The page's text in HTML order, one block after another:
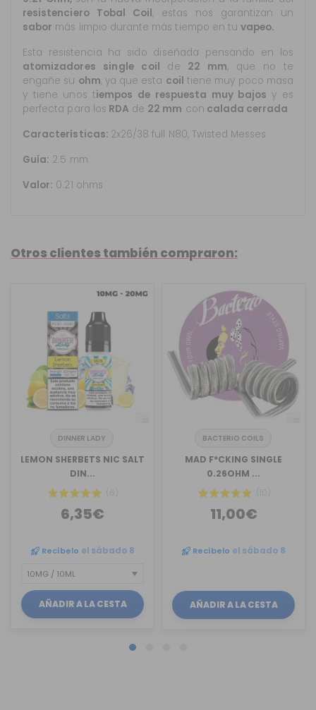
resistenciero Tobal Coil, estas nos garantizan un
sabor más limpio durante más tiempo en tuvapeo.
Esta resistencia ha sido diseñada pensando en los
atomizadores
single coil de 22 mm, que no te
engañe su ohm, ya que esta coil tiene muy poco masa
y tiene unos tiempos de respuesta muy bajos y es
perfecta para los RDA de 22 mm con calada cerrada
Características: 2x26/38 full N80, Twisted Messes
Guía: 2.5 mm
Valor: 0.21 ohms
Otros clientes también compraron:
DINNER LADY
LEMON SHERBETS NIC SALT
DIN...
(6)
6,35€
Recíbelo el sábado 8
AÑADIR A LA CESTA
BACTERIO COILS
MAD F*CKING SINGLE
0.26OHM ...
(10)
11,00€
Recíbelo el sábado 8
AÑADIR A LA CESTA